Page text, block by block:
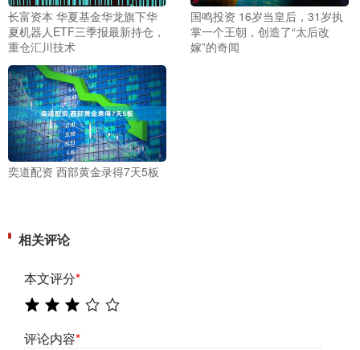
长富资本 华夏基金华龙旗下华
夏机器人ETF三季报最新持仓，
重仓汇川技术
国鸣投资 16岁当皇后，31岁执
掌一个王朝，创造了“太后改
嫁”的奇闻
奕道配资 西部黄金录得7天5板
相关评论
本文评分*
评论内容*